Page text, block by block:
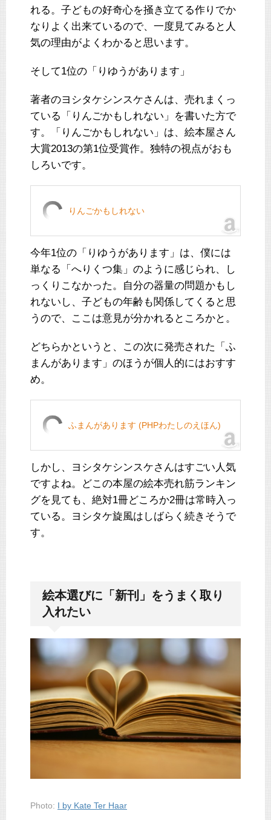
れる。子どもの好奇心を掻き立てる作りでか
なりよく出来ているので、一度見てみると人
気の理由がよくわかると思います。
そして1位の「りゆうがあります」
著者のヨシタケシンスケさんは、売れまくっ
ている「りんごかもしれない」を書いた方で
す。「りんごかもしれない」は、絵本屋さん
大賞2013の第1位受賞作。独特の視点がおも
しろいです。
りんごかもしれない
今年1位の「りゆうがあります」は、僕には
単なる「へりくつ集」のように感じられ、し
っくりこなかった。自分の器量の問題かもし
れないし、子どもの年齢も関係してくると思
うので、ここは意見が分かれるところかと。
どちらかというと、この次に発売された「ふ
まんがあります」のほうが個人的にはおすす
め。
ふまんがあります (PHPわたしのえほん)
しかし、ヨシタケシンスケさんはすごい人気
ですよね。どこの本屋の絵本売れ筋ランキン
グを見ても、絶対1冊どころか2冊は常時入っ
ている。ヨシタケ旋風はしばらく続きそうで
す。
絵本選びに「新刊」をうまく取り
入れたい
Photo: I by Kate Ter Haar